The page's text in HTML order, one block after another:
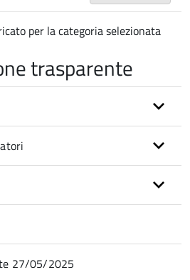
per la categoria selezionata
trasparente
27/05/2025